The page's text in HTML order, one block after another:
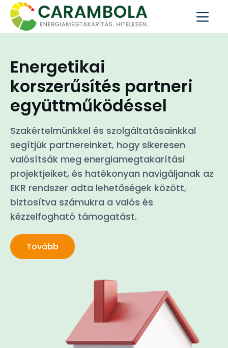
Energetikai
korszerűsítés partneri
együttműködéssel
Szakértelmünkkel és szolgáltatásainkkal
segítjük partnereinket, hogy sikeresen
valósítsák meg energiamegtakarítási
projektjeiket, és hatékonyan navigáljanak az
EKR rendszer adta lehetőségek között,
biztosítva számukra a valós és
kézzelfogható támogatást.
Tovább